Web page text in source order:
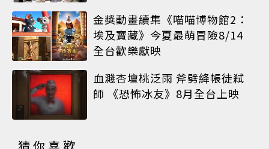
金獎動畫續集《喵喵博物館2：
埃及寶藏》今夏最萌冒險8/14
全台歡樂獻映
血濺杏壇桃泛雨 斧劈絳帳徒弒
師 《恐怖冰友》8月全台上映